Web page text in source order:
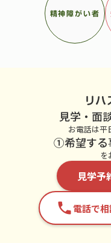
精神障がい者
リ
見学・面
を
①希望する
お電話は平
見学予
phone電話で相